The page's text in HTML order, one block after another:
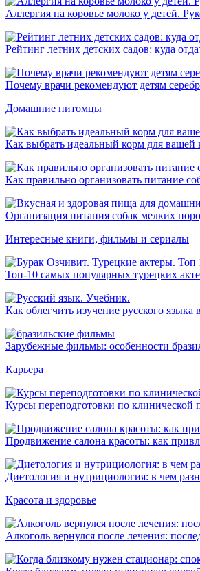
Аллергия на коровье молоко у детей.
Рейтинг летних детских садов: куда
Почему врачи рекомендуют детям
Домашние питомцы
Как выбрать идеальный корм для вашей
Как правильно организовать питание
Организация питания собак мелких
Интересные книги, фильмы и сериалы
Топ-10 самых популярных турецких
Как облегчить изучение русского
Зарубежные фильмы: особенности
Карьера
Курсы переподготовки по клинической
Продвижение салона красоты: как
Диетология и нутрициология: в чем
Красота и здоровье
Алкоголь вернулся после лечения: